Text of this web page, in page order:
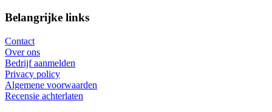
Belangrijke links
Contact
Over ons
Bedrijf aanmelden
Privacy policy
Algemene voorwaarden
Recensie achterlaten